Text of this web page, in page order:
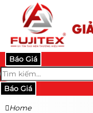
Báo Giá
Báo Giá
Home